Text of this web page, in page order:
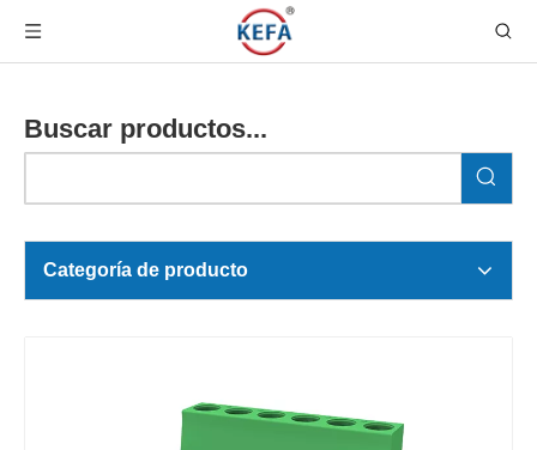
Buscar productos...
Categoría de producto